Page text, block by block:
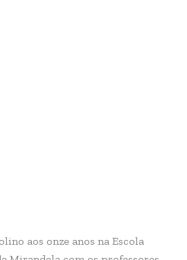
aos onze anos na Escola